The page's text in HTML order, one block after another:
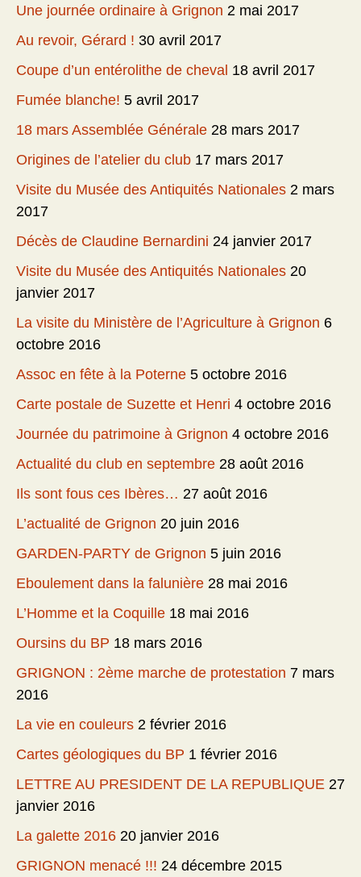
Une journée ordinaire à Grignon 2 mai 2017
Au revoir, Gérard ! 30 avril 2017
Coupe d’un entérolithe de cheval 18 avril 2017
Fumée blanche! 5 avril 2017
18 mars Assemblée Générale 28 mars 2017
Origines de l’atelier du club 17 mars 2017
Visite du Musée des Antiquités Nationales 2 mars
2017
Décès de Claudine Bernardini 24 janvier 2017
Visite du Musée des Antiquités Nationales 20
janvier 2017
La visite du Ministère de l’Agriculture à Grignon 6
octobre 2016
Assoc en fête à la Poterne 5 octobre 2016
Carte postale de Suzette et Henri 4 octobre 2016
Journée du patrimoine à Grignon 4 octobre 2016
Actualité du club en septembre 28 août 2016
Ils sont fous ces Ibères… 27 août 2016
L’actualité de Grignon 20 juin 2016
GARDEN-PARTY de Grignon 5 juin 2016
Eboulement dans la falunière 28 mai 2016
L’Homme et la Coquille 18 mai 2016
Oursins du BP 18 mars 2016
GRIGNON : 2ème marche de protestation 7 mars
2016
La vie en couleurs 2 février 2016
Cartes géologiques du BP 1 février 2016
LETTRE AU PRESIDENT DE LA REPUBLIQUE 27
janvier 2016
La galette 2016 20 janvier 2016
GRIGNON menacé !!! 24 décembre 2015